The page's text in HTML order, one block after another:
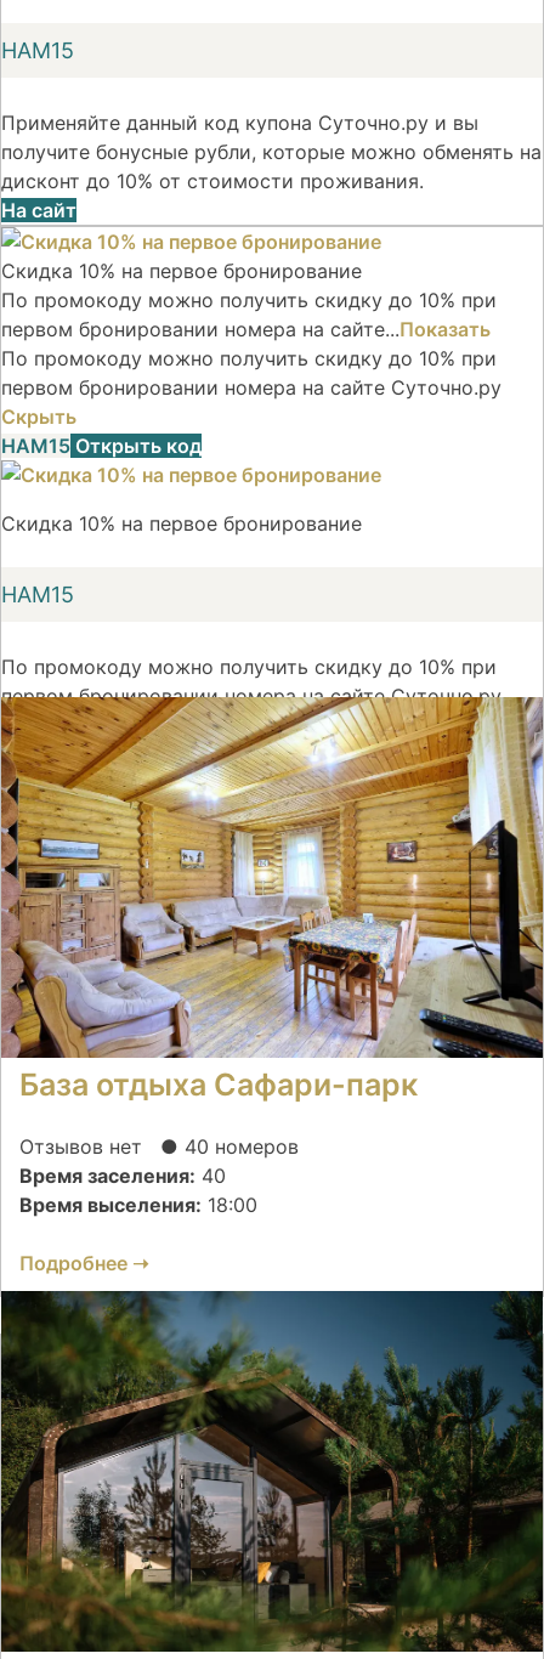
НАМ15
Применяйте данный код купона Суточно.ру и вы
получите бонусные рубли, которые можно обменять на
дисконт до 10% от стоимости проживания.
На сайт
Скидка 10% на первое бронирование
По промокоду можно получить скидку до 10% при
первом бронировании номера на сайте...Показать
По промокоду можно получить скидку до 10% при
первом бронировании номера на сайте Суточно.ру
Скрыть
НАМ15 Открыть код
Скидка 10% на первое бронирование
НАМ15
По промокоду можно получить скидку до 10% при
первом бронировании номера на сайте Суточно.ру
На сайт
База отдыха Сафари-парк
Отзывов нет
● 40 номеров
Время заселения: 40
Время выселения: 18:00
Подробнее ➝